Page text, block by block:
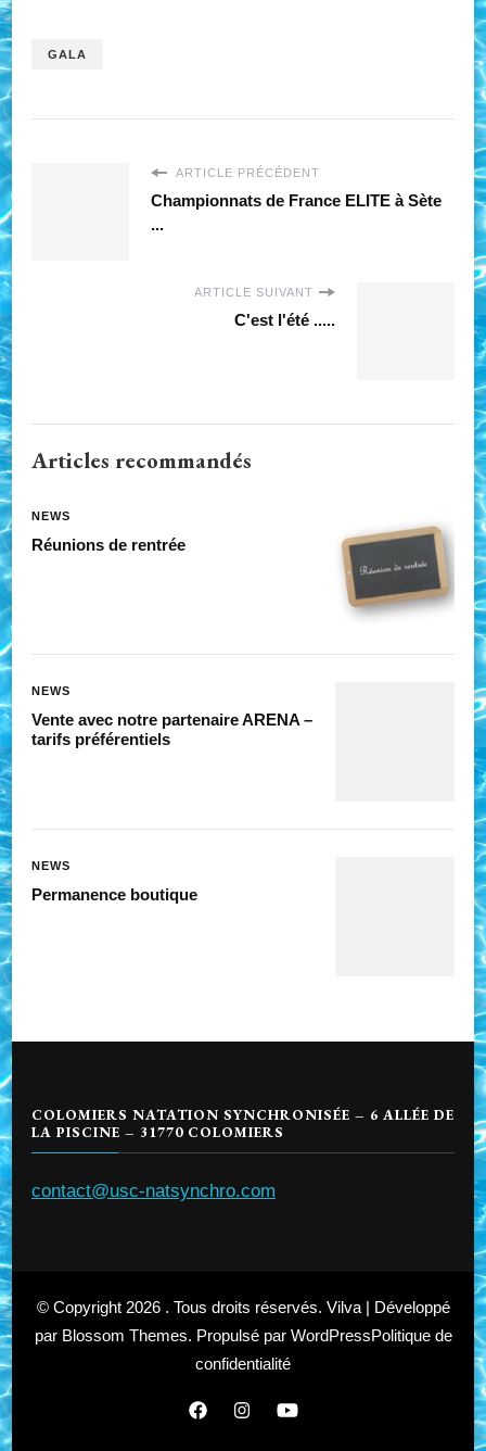
GALA
ARTICLE PRÉCÉDENT
Championnats de France ELITE à Sète
...
ARTICLE SUIVANT
C'est l'été .....
Articles recommandés
NEWS
Réunions de rentrée
NEWS
Vente avec notre partenaire ARENA –
tarifs préférentiels
NEWS
Permanence boutique
COLOMIERS NATATION SYNCHRONISÉE – 6 ALLÉE DE
LA PISCINE – 31770 COLOMIERS
contact@usc-natsynchro.com
© Copyright 2026 . Tous droits réservés. Vilva | Développé
par Blossom Themes. Propulsé par WordPressPolitique de
confidentialité